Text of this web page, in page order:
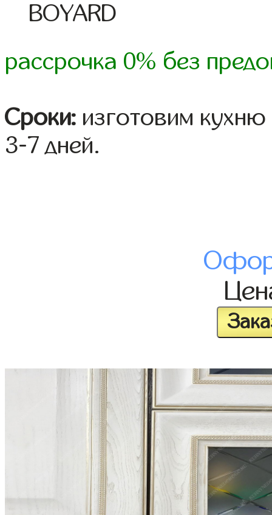
BOYARD
рассрочка 0% без
Сроки: изготовим
3-7 дней.